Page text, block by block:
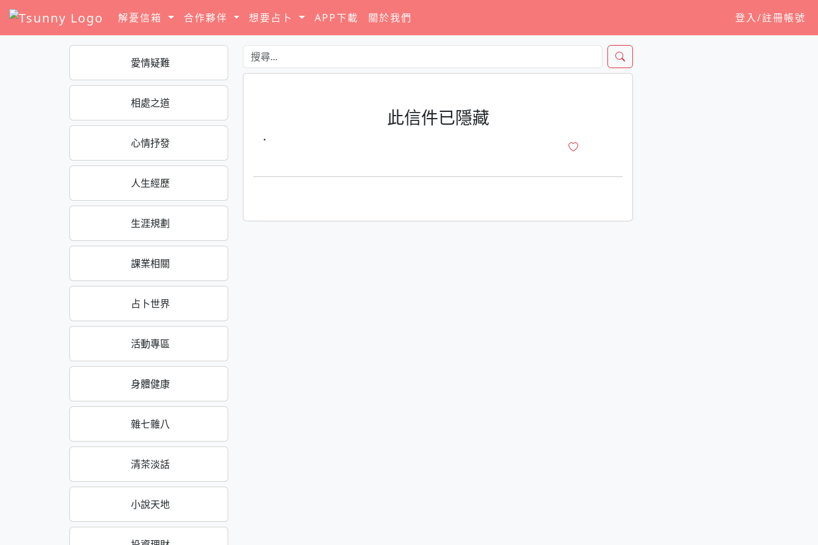
解憂信箱 合作夥伴 想要占卜 APP下載 關於我們 登入/註冊帳號
愛情疑難
相處之道
心情抒發
人生經歷
生涯規劃
課業相關
占卜世界
活動專區
身體健康
雜七雜八
清茶淡話
小說天地
此信件已隱藏
·